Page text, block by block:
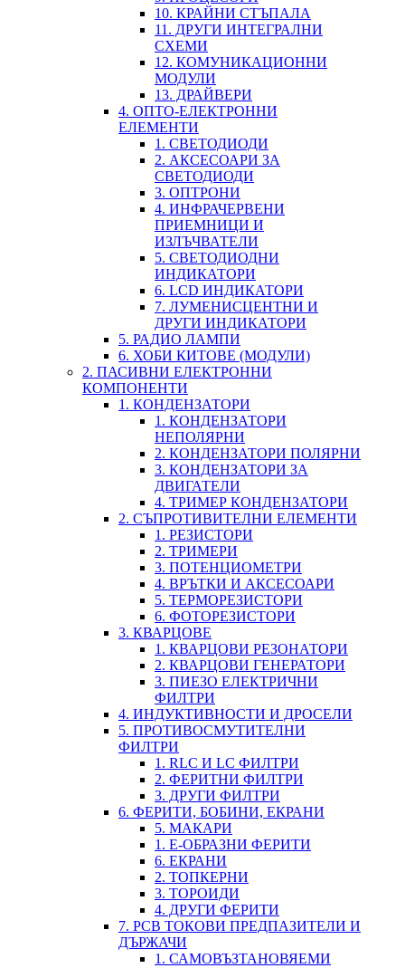
10. КРАЙНИ СТЪПАЛА
11. ДРУГИ ИНТЕГРАЛНИ
СХЕМИ
12. КОМУНИКАЦИОННИ
МОДУЛИ
13. ДРАЙВЕРИ
4. ОПТО-ЕЛЕКТРОННИ
ЕЛЕМЕНТИ
1. СВЕТОДИОДИ
2. АКСЕСОАРИ ЗА
СВЕТОДИОДИ
3. ОПТРОНИ
4. ИНФРАЧЕРВЕНИ
ПРИЕМНИЦИ И
ИЗЛЪЧВАТЕЛИ
5. СВЕТОДИОДНИ
ИНДИКАТОРИ
6. LCD ИНДИКАТОРИ
7. ЛУМЕНИСЦЕНТНИ И
ДРУГИ ИНДИКАТОРИ
5. РАДИО ЛАМПИ
6. ХОБИ КИТОВЕ (МОДУЛИ)
2. ПАСИВНИ ЕЛЕКТРОННИ
КОМПОНЕНТИ
1. КОНДЕНЗАТОРИ
1. КОНДЕНЗАТОРИ
НЕПОЛЯРНИ
2. КОНДЕНЗАТОРИ ПОЛЯРНИ
3. КОНДЕНЗАТОРИ ЗА
ДВИГАТЕЛИ
4. ТРИМЕР КОНДЕНЗАТОРИ
2. СЪПРОТИВИТЕЛНИ ЕЛЕМЕНТИ
1. РЕЗИСТОРИ
2. ТРИМЕРИ
3. ПОТЕНЦИОМЕТРИ
4. ВРЪТКИ И АКСЕСОАРИ
5. ТЕРМОРЕЗИСТОРИ
6. ФОТОРЕЗИСТОРИ
3. КВАРЦОВЕ
1. КВАРЦОВИ РЕЗОНАТОРИ
2. КВАРЦОВИ ГЕНЕРАТОРИ
3. ПИЕЗО ЕЛЕКТРИЧНИ
ФИЛТРИ
4. ИНДУКТИВНОСТИ И ДРОСЕЛИ
5. ПРОТИВОСМУТИТЕЛНИ
ФИЛТРИ
1. RLC И LC ФИЛТРИ
2. ФЕРИТНИ ФИЛТРИ
3. ДРУГИ ФИЛТРИ
6. ФЕРИТИ, БОБИНИ, ЕКРАНИ
5. МАКАРИ
1. Е-ОБРАЗНИ ФЕРИТИ
6. ЕКРАНИ
2. ТОПКЕРНИ
3. ТОРОИДИ
4. ДРУГИ ФЕРИТИ
7. PCB ТОКОВИ ПРЕДПАЗИТЕЛИ И
ДЪРЖАЧИ
1. САМОВЪЗТАНОВЯЕМИ